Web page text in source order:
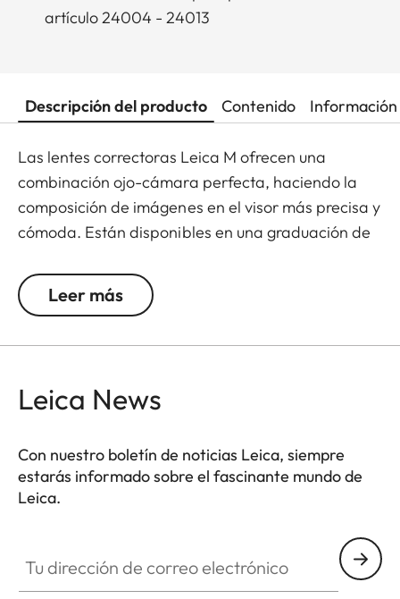
artículo 24004 - 24013
Descripción del producto Contenido
Las lentes correctoras Leica M ofrecen una
combinación ojo-cámara perfecta, haciendo la
composición de imágenes en el visor más precisa y
cómoda. Están disponibles en una graduación de
visores Leica M están programados por defecto en
-0,5 dioptrías para garantizar una visión cómoda
Leer más
Leica News
Con nuestro boletín de noticias Leica, siempre
estarás informado sobre el fascinante mundo de
Leica.